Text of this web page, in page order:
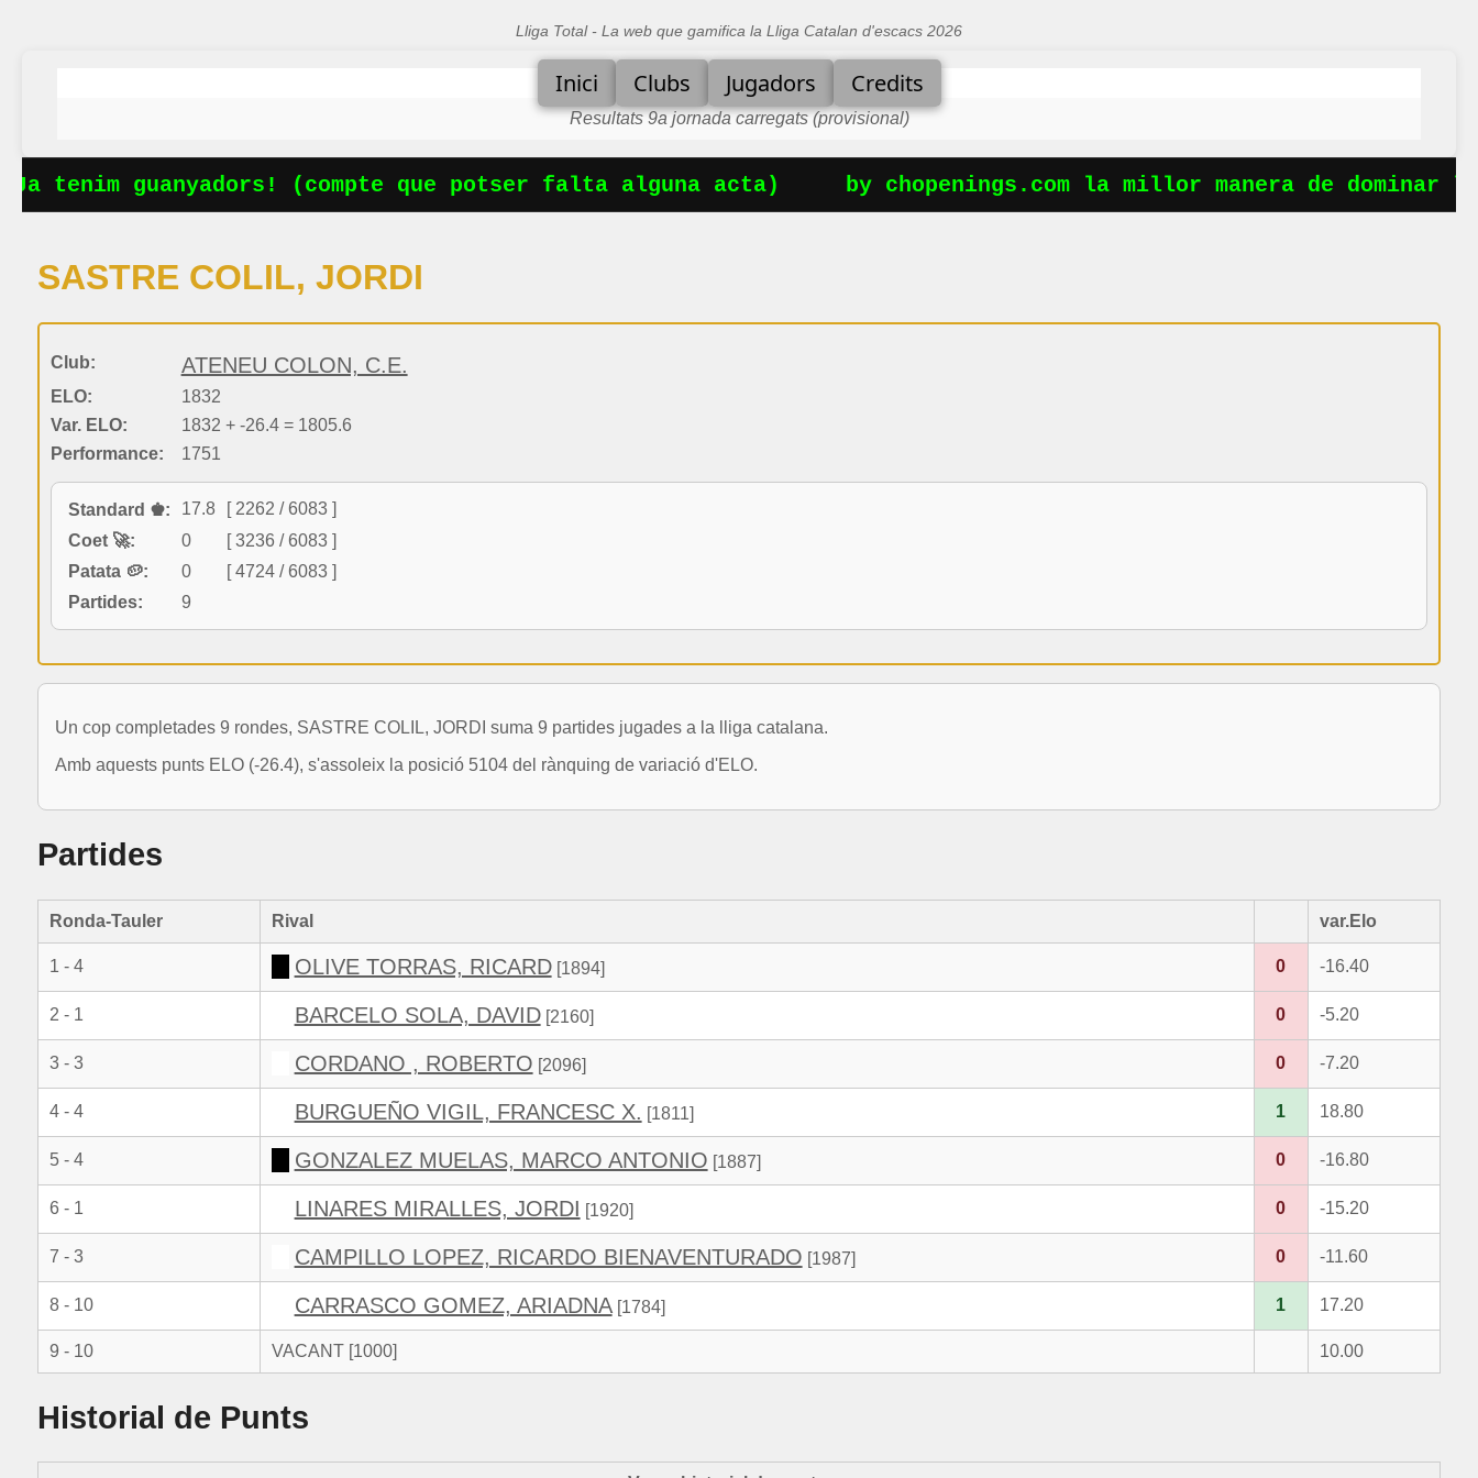
Lliga Total - La web que gamifica la Lliga Catalan d'escacs 2026
Inici Clubs Jugadors Credits
Resultats 9a jornada carregats (provisional)
tenim guanyadors! (compte que potser falta alguna acta) by chopenings.com la millor manera de dominar
SASTRE COLIL, JORDI
Club: ATENEU COLON, C.E.
ELO:
1832
Var. ELO:
1832 + -26.4 = 1805.6
Performance:
1751
Standard ♚: 17.8
[ 2262 / 6083 ]
Coet 🚀:
0
[ 3236 / 6083 ]
Patata 🥔:
0
[ 4724 / 6083 ]
Partides:
9
Un cop completades 9 rondes, SASTRE COLIL, JORDI suma 9 partides jugades a la lliga catalana.
Amb aquests punts ELO (-26.4), s'assoleix la posició 5104 del rànquing de variació d'ELO.
Partides
Ronda-Tauler Rival var.Elo
1 - 4 OLIVE TORRAS, RICARD[1894] 0 -16.40
2 - 1 BARCELO SOLA, DAVID[2160] 0 -5.20
3 - 3 CORDANO , ROBERTO [2096] 0 -7.20
4 - 4 BURGUEÑO VIGIL, FRANCESC X. [1811] 1 18.80
5 - 4 GONZALEZ MUELAS, MARCO ANTONIO [1887] 0 -16.80
6 - 1 LINARES MIRALLES, JORDI [1920] 0 -15.20
7 - 3 CAMPILLO LOPEZ, RICARDO BIENAVENTURADO [1987] 0 -11.60
8 - 10 CARRASCO GOMEZ, ARIADNA[1784] 1 17.20
9 - 10 VACANT [1000] 10.00
Historial de Punts